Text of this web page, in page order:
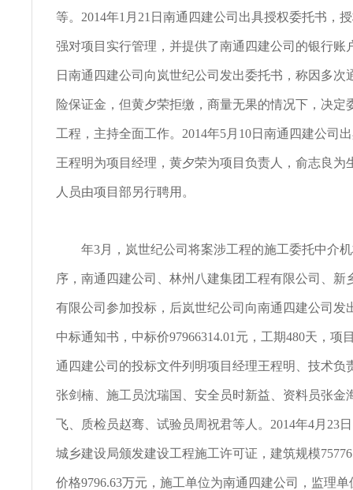
等。2014年1月21日南通四建公司出具授权委托书，
强对项目实行管理，并提供了南通四建公司的银行账
日南通四建公司向岚世纪公司发出委托书，称因多次
险保证金，但黄夕荣拒缴，商量无果的情况下，决定
工程，主持全面工作。2014年5月10日南通四建公司
王程明为项目经理，黄夕荣为项目负责人，俞志良为
人员由项目部另行聘用。
年3月，岚世纪公司将案涉工程的施工委托中介机
序，南通四建公司、林州八建集团工程有限公司、新
有限公司参加投标，后岚世纪公司向南通四建公司发
中标通知书，中标价97966314.01元，工期480天，项
通四建公司的投标文件列明项目经理王程明、技术负
张剑楠、施工员沈瑞国、安全员时新益、资料员张金
飞、质检员赵骞、试验员周祝君等人。2014年4月23
城乡建设局颁发建设工程施工许可证，建筑规模
价格9796.63万元，施工单位为南通四建公司，监理